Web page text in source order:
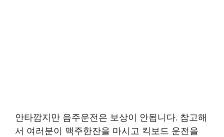
안타깝지만 음주운전은 보상이 안됩니다. 참고해
서 여러분이 맥주한잔을 마시고 킥보드 운전을